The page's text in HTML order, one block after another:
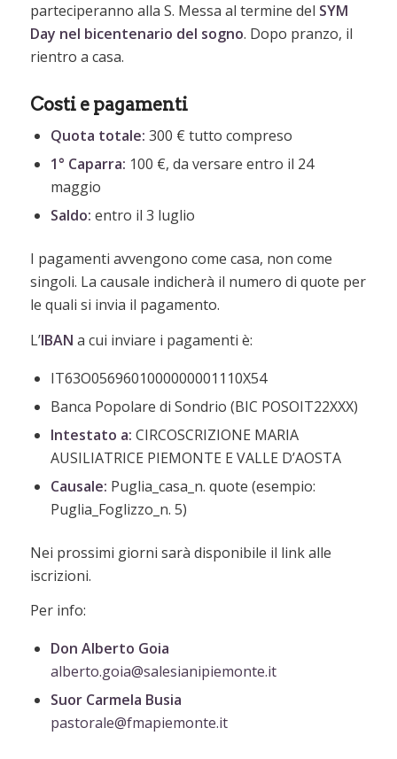
parteciperanno alla S. Messa al termine del SYM
Day nel bicentenario del sogno. Dopo pranzo, il
rientro a casa.
Costi e pagamenti
Quota totale: 300 € tutto compreso
1° Caparra: 100 €, da versare entro il 24
maggio
Saldo: entro il 3 luglio
I pagamenti avvengono come casa, non come
singoli. La causale indicherà il numero di quote per
le quali si invia il pagamento.
L’IBAN a cui inviare i pagamenti è:
IT63O0569601000000001110X54
Banca Popolare di Sondrio (BIC POSOIT22XXX)
Intestato a: CIRCOSCRIZIONE MARIA
AUSILIATRICE PIEMONTE E VALLE D’AOSTA
Causale: Puglia_casa_n. quote (esempio:
Puglia_Foglizzo_n. 5)
Nei prossimi giorni sarà disponibile il link alle
iscrizioni.
Per info:
Don Alberto Goia
alberto.goia@salesianipiemonte.it
Suor Carmela Busia
pastorale@fmapiemonte.it